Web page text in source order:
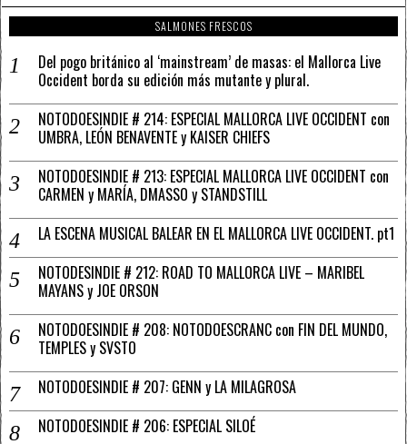
SALMONES FRESCOS
Del pogo británico al ‘mainstream’ de masas: el Mallorca Live
Occident borda su edición más mutante y plural.
NOTODOESINDIE # 214: ESPECIAL MALLORCA LIVE OCCIDENT con
UMBRA, LEÓN BENAVENTE y KAISER CHIEFS
NOTODOESINDIE # 213: ESPECIAL MALLORCA LIVE OCCIDENT con
CARMEN y MARÍA, DMASSO y STANDSTILL
LA ESCENA MUSICAL BALEAR EN EL MALLORCA LIVE OCCIDENT. pt1
NOTODESINDIE # 212: ROAD TO MALLORCA LIVE – MARIBEL
MAYANS y JOE ORSON
NOTODOESINDIE # 208: NOTODOESCRANC con FIN DEL MUNDO,
TEMPLES y SVSTO
NOTODOESINDIE # 207: GENN y LA MILAGROSA
NOTODOESINDIE # 206: ESPECIAL SILOÉ